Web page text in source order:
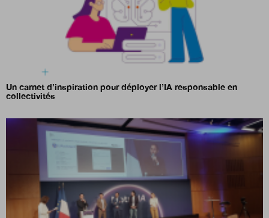
Un carnet d’inspiration pour déployer l’IA responsable en
collectivités